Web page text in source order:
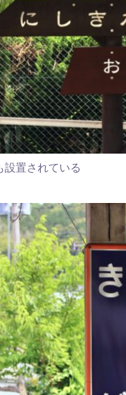
設置されている